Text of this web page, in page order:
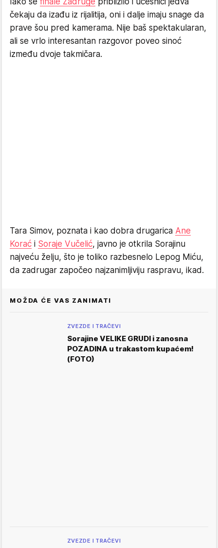
čekaju da izađu iz rijalitija, oni i dalje imaju snage da
prave šou pred kamerama. Nije baš spektakularan,
ali se vrlo interesantan razgovor poveo sinoć
između dvoje takmičara.
Tara Simov, poznata i kao dobra drugarica Ane
Korać i Soraje Vučelić, javno je otkrila Sorajinu
najveću želju, što je toliko razbesnelo Lepog Miću,
da zadrugar započeo najzanimljiviju raspravu, ikad.
MOŽDA ĆE VAS ZANIMATI
ZVEZDE I TRAČEVI
Sorajine VELIKE GRUDI i zanosna
POZADINA u trakastom kupaćem!
(FOTO)
ZVEZDE I TRAČEVI